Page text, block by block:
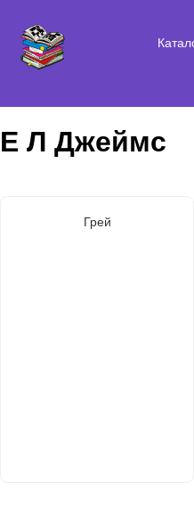
Е Л Джеймс
Грей